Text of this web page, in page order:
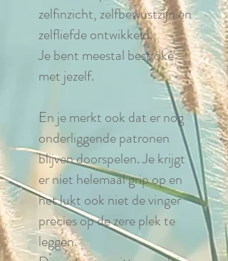
zelfinzicht, zelfbewustzijn en
zelfliefde ontwikkeld.
Je bent meestal best oké
met jezelf.
En je merkt ook dat er nog
onderliggende patronen
blijven doorspelen. Je krijgt
er niet helemaal grip op en
het lukt ook niet de vinger
precies op de zere plek te
leggen.